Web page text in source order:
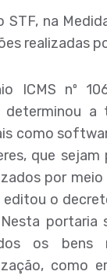
STF, na
realizadas
ICMS nº
determinou
como
que
por
editou o
portaria
os bens
como